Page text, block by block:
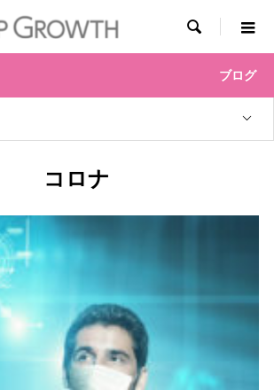

ブログ
コロナ